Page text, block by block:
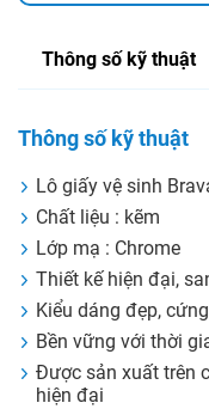
Thông số kỹ thuật
Thông số kỹ thuật
Lô giấy vệ sinh
Chất liệu : kẽm
Lớp mạ : Chrome
Thiết kế hiện đại,
Kiểu dáng đẹp,
Bền vững với thời
Được sản xuất trên
hiện đại